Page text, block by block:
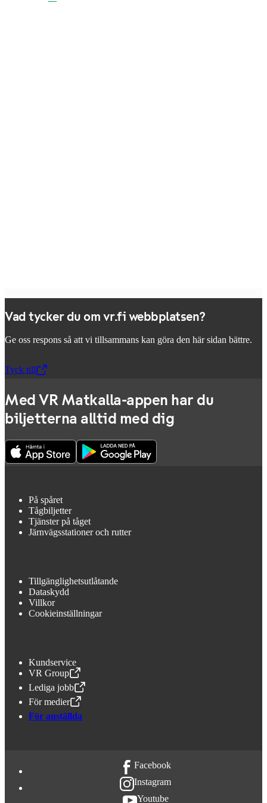
Vad tycker du om vr.fi webbplatsen?
Ge oss respons så att vi tillsammans kan göra den här sidan bättre.
Tyck till
,Öppnas i en ny flik
Med VR Matkalla-appen har du
biljetterna alltid med dig
På spåret
Tågbiljetter
Tjänster på tåget
Järnvägsstationer och rutter
Tillgänglighetsutlåtande
Dataskydd
Villkor
Cookieinställningar
Kundservice
VR Group
,Öppnas i en ny flik
Lediga jobb
,Öppnas i en ny flik
För medier
,Öppnas i en ny flik
För anställda
Facebook
Instagram
Youtube